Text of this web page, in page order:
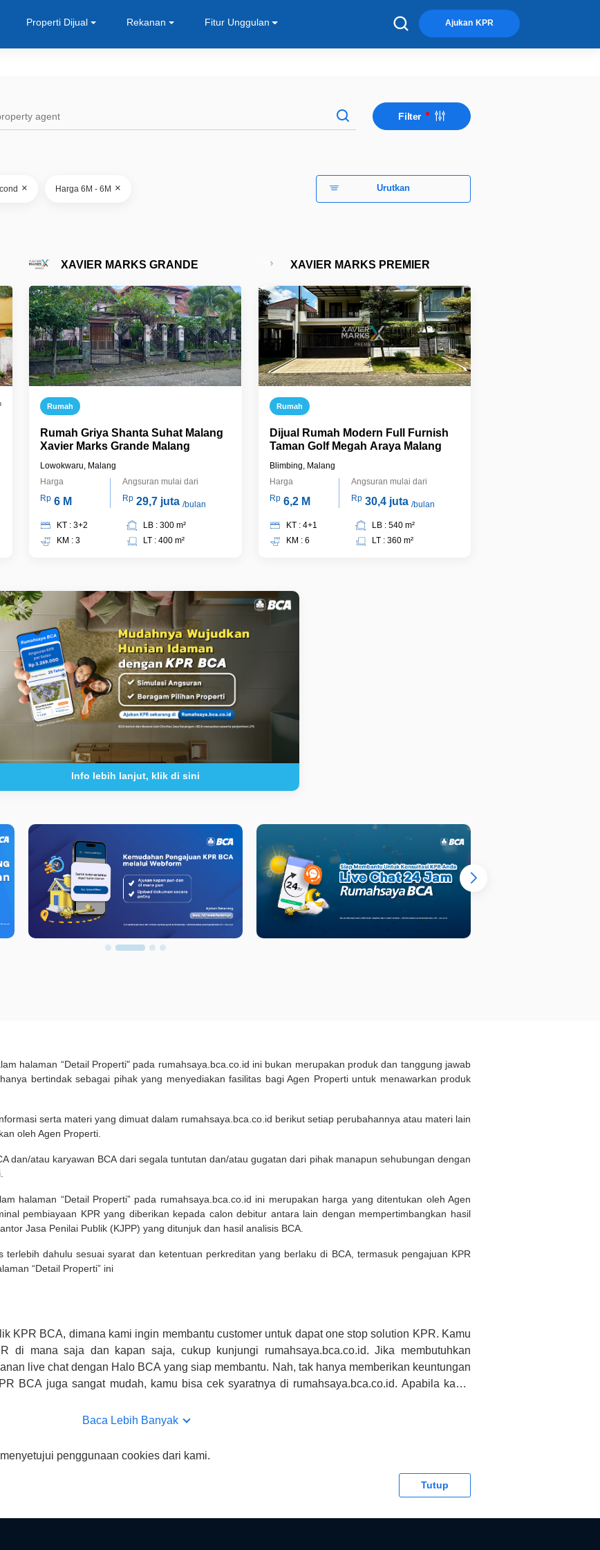
Properti Dijual Rekanan Fitur Unggulan Ajukan KPR
Filter
× Harga 6M - 6M × Urutkan
XAVIER MARKS GRANDE
Rumah
Rumah Griya Shanta Suhat Malang
Xavier Marks Grande Malang
Lowokwaru, Malang
Harga
Rp 6 M
Angsuran mulai dari
Rp 29,7 juta /bulan
KT : 3+2
KM : 3
LB : 300 m²
LT : 400 m²
XAVIER MARKS PREMIER
Rumah
Dijual Rumah Modern Full Furnish
Taman Golf Megah Araya Malang
Blimbing, Malang
Harga
Rp 6,2 M
Angsuran mulai dari
Rp 30,4 juta /bulan
KT : 4+1
KM : 6
LB : 540 m²
LT : 360 m²
Info lebih lanjut, klik di sini
halaman “Detail Properti" pada rumahsaya.bca.co.id ini bukan merupakan produk dan tanggung jawab
hanya bertindak sebagai pihak yang menyediakan fasilitas bagi Agen Properti untuk menawarkan produk
serta materi yang dimuat dalam rumahsaya.bca.co.id berikut setiap perubahannya atau materi lain
oleh Agen Properti.
dan/atau karyawan BCA dari segala tuntutan dan/atau gugatan dari pihak manapun sehubungan dengan
halaman “Detail Properti” pada rumahsaya.bca.co.id ini merupakan harga yang ditentukan oleh Agen
pembiayaan KPR yang diberikan kepada calon debitur antara lain dengan mempertimbangkan hasil
Jasa Penilai Publik (KJPP) yang ditunjuk dan hasil analisis BCA.
terlebih dahulu sesuai syarat dan ketentuan perkreditan yang berlaku di BCA, termasuk pengajuan KPR
“Detail Properti” ini
KPR BCA, dimana kami ingin membantu customer untuk dapat one stop solution KPR. Kamu
di mana saja dan kapan saja, cukup kunjungi rumahsaya.bca.co.id. Jika membutuhkan
live chat dengan Halo BCA yang siap membantu. Nah, tak hanya memberikan keuntungan
BCA juga sangat mudah, kamu bisa cek syaratnya di rumahsaya.bca.co.id. Apabila kamu
bisa di verifikasi oleh BCA.
Baca Lebih Banyak
penggunaan cookies dari kami.
Tutup